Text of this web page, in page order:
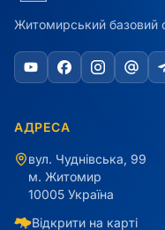
Житомирський базовий
АДРЕСА
вул. Чуднівська, 99
м. Житомир
10005 Україна
Відкрити на карті